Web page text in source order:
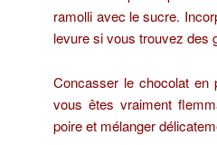
ramolli avec le sucre.
levure si vous trouvez des
Concasser le chocolat en
vous êtes vraiment
poire et mélanger